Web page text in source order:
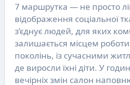
7 маршрутка — не просто
відображення соціальної
з’єднує людей, для яких
залишається місцем
поколінь, із сучасними
де виросли їхні діти. У
вечірніх змін салон